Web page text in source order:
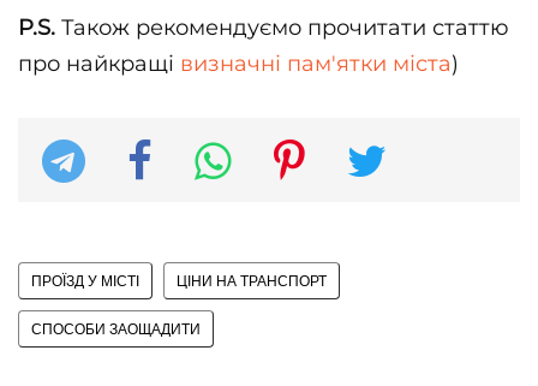
P.S. Також рекомендуємо прочитати статтю
про найкращі визначні пам'ятки міста)
ПРОЇЗД У МІСТІ ЦІНИ НА ТРАНСПОРТ
СПОСОБИ ЗАОЩАДИТИ